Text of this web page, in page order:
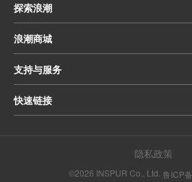
探索浪潮
浪潮商城
支持与服务
快速链接
隐私政策
©2026 INSPUR Co., Ltd. 鲁ICP